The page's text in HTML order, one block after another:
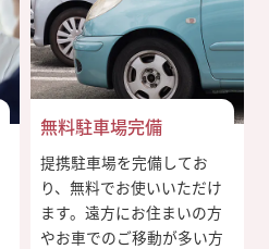
無料駐車場完備
提携駐車場を完備してお
り、無料でお使いいただけ
ます。遠方にお住まいの方
やお車でのご移動が多い方